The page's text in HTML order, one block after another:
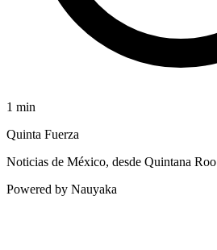
1 min
Quinta Fuerza
Noticias de México, desde Quintana Roo
Powered by Nauyaka